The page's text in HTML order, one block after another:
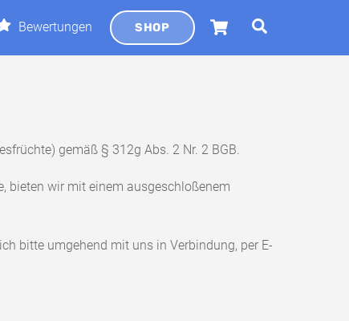
Cart
Bewertungen SHOP
gemäß § 312g Abs. 2 Nr. 2 BGB.
bieten wir mit einem ausgeschloßenem
bitte umgehend mit uns in Verbindung, per E-